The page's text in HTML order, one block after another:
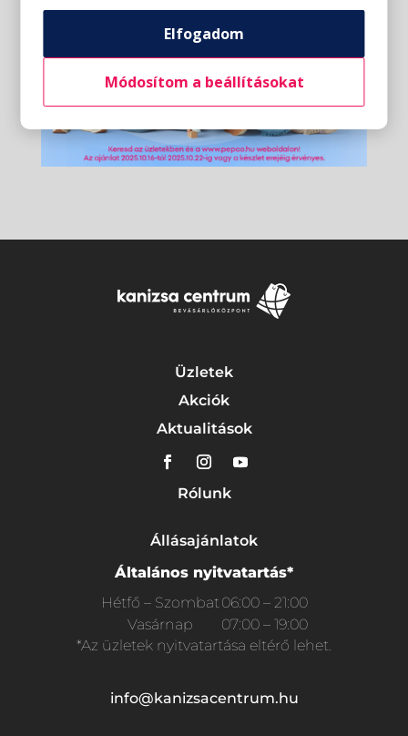
Üzletek
Akciók
Aktualitások
Rólunk
Állásajánlatok
Általános nyitvatartás*
Hétfő – Szombat06:00 – 21:00
Vasárnap
07:00 – 19:00
*Az üzletek nyitvatartása eltérő lehet.
info@kanizsacentrum.hu
Elfogadom
Módosítom a beállításokat